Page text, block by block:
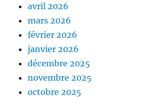
avril 2026
mars 2026
février 2026
janvier 2026
décembre 2025
novembre 2025
octobre 2025